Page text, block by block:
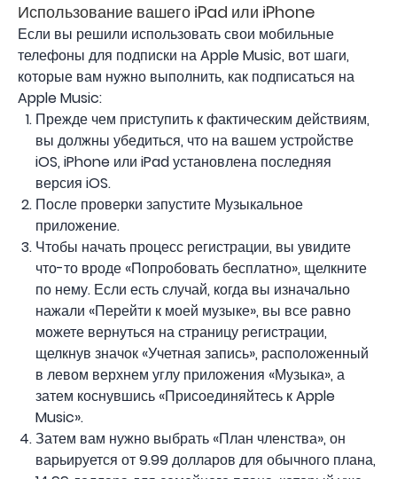
Использование вашего iPad или iPhone
Если вы решили использовать свои мобильные
телефоны для подписки на Apple Music, вот шаги,
которые вам нужно выполнить, как подписаться на
Apple Music:
Прежде чем приступить к фактическим действиям,
вы должны убедиться, что на вашем устройстве
iOS, iPhone или iPad установлена ​​последняя
версия iOS.
После проверки запустите Музыкальное
приложение.
Чтобы начать процесс регистрации, вы увидите
что-то вроде «Попробовать бесплатно», щелкните
по нему. Если есть случай, когда вы изначально
нажали «Перейти к моей музыке», вы все равно
можете вернуться на страницу регистрации,
щелкнув значок «Учетная запись», расположенный
в левом верхнем углу приложения «Музыка», а
затем коснувшись «Присоединяйтесь к Apple
Music».
Затем вам нужно выбрать «План членства», он
варьируется от 9.99 долларов для обычного плана,